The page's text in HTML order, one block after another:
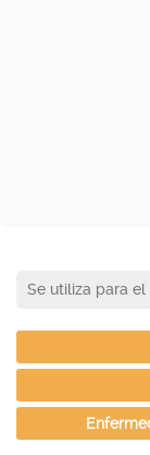
Se utiliza para